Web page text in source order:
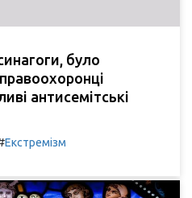
було
антисемітські
Екстремізм